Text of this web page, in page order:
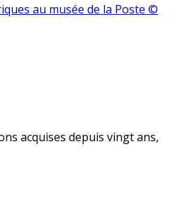
au musée de la Poste ©
acquises depuis vingt ans,